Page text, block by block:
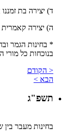
ד) יצירה בת
ה) יצירה
* בחינות הגמר
בנוכחות כל מורי
< הקודם
הבא >
תשפ"ג
בחינות מעבר בין